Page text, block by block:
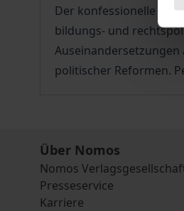
Der konfessionelle
bildungs- und
politischer Reformen.
Über Nomos
Nomos
Presseservice
Karriere